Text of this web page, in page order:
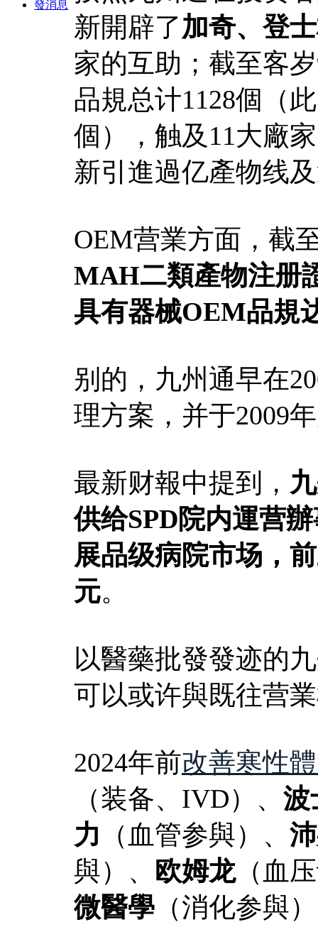
發消息
新開辟了加奇、登
家的互助；截至客
品規总计1128個（
個），触及11大廠
新引進過亿產物线
OEM营業方面，截
MAH二類產物注册
具有器械OEM品規
别的，九州通早在
理方案，并于2009
最新财報中提到，
供给SPD院内運营
展品级病院市场，
元。
以醫藥批發發迹的
可以或许與既往营
2024年前改善寒性
（装备、IVD）、 波
力 （血管参與）、
與）、
欧姆龙（血
微醫學 （消化参與